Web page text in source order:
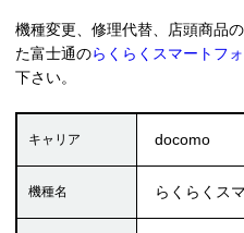
機種変更、修理代替、店頭商品
た富士通のらくらくスマートフ
下さい。
docomo
らくらくス